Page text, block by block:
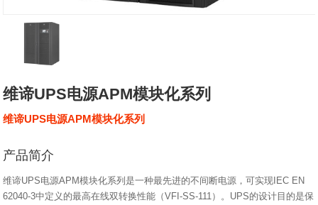
维谛UPS电源APM模块化系列
维谛UPS电源APM模块化系列
产品简介
维谛UPS电源APM模块化系列是一种最先进的不间断电源，可实现IEC EN
62040-3中定义的最高在线双转换性能（VFI-SS-111）。UPS的设计目的是保